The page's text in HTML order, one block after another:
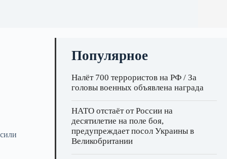
Популярное
Налёт 700 террористов на РФ / За
головы военных объявлена награда
НАТО отстаёт от России на
десятилетие на поле боя,
предупреждает посол Украины в
Великобритании